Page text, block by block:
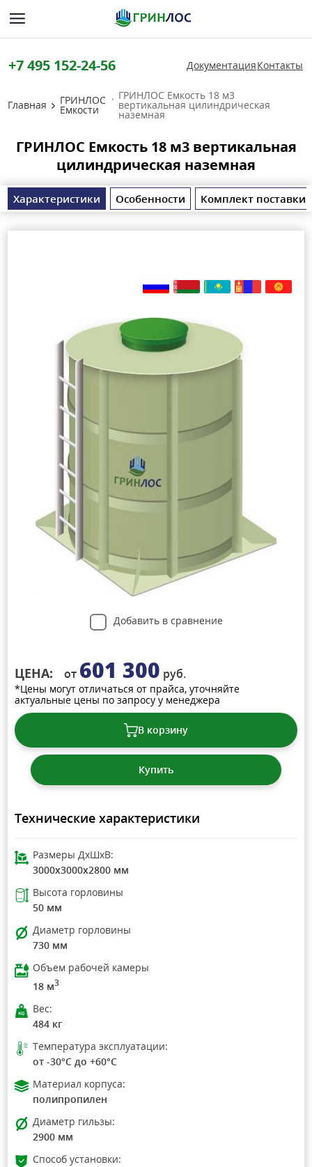
+7 495 152-24-56 ДокументацияКонтакты
Главная ГРИНЛОС
Емкости
ГРИНЛОС Емкость 18 м3
вертикальная цилиндрическая
наземная
ГРИНЛОС Емкость 18 м3 вертикальная
цилиндрическая наземная
Характеристики Особенности Комплект поставки
Добавить в сравнение
ЦЕНА: от 601 300 руб.
*Цены могут отличаться от прайса, уточняйте
актуальные цены по запросу у менеджера
В корзину
Купить
Технические характеристики
Размеры ДхШхВ:
3000x3000x2800 мм
Высота горловины
50 мм
Диаметр горловины
730 мм
Объем рабочей камеры
18 м3
Вес:
484 кг
Температура эксплуатации:
от -30°C до +60°C
Материал корпуса:
полипропилен
Диаметр гильзы:
2900 мм
Способ установки: